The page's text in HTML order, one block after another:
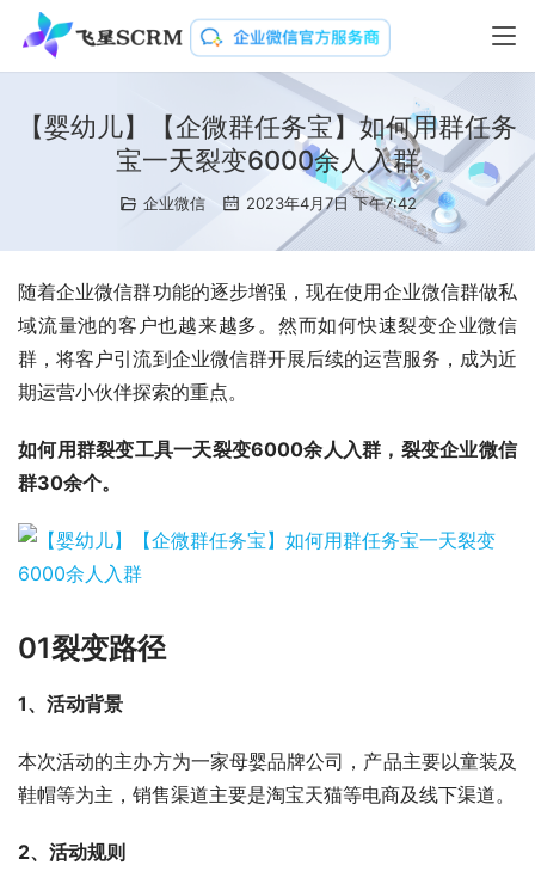
【婴幼儿】【企微群任务宝】如何用群任务
宝一天裂变6000余人入群
企业微信 2023年4月7日 下午7:42
随着企业微信群功能的逐步增强，现在使用企业微信群做私
域流量池的客户也越来越多。然而如何快速裂变企业微信
群，将客户引流到企业微信群开展后续的运营服务，成为近
期运营小伙伴探索的重点。
如何用群裂变工具一天裂变6000余人入群，裂变企业微信
群30余个。
01裂变路径
1、活动背景
本次活动的主办方为一家母婴品牌公司，产品主要以童装及
鞋帽等为主，销售渠道主要是淘宝天猫等电商及线下渠道。
2、活动规则